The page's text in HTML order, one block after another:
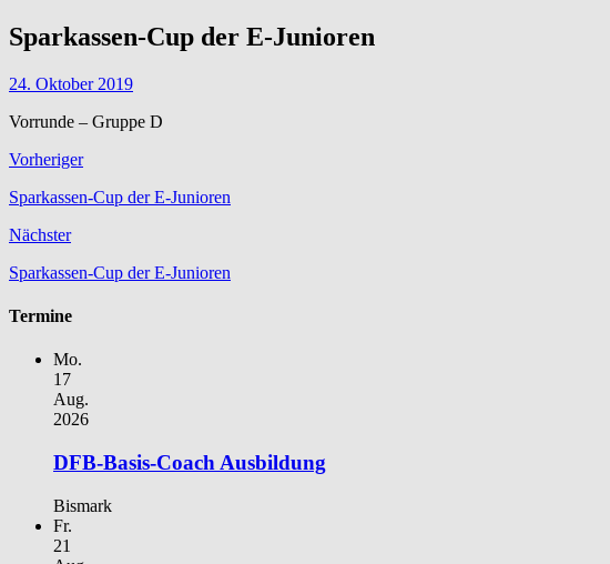
Sparkassen-Cup der E-Junioren
24. Oktober 2019
Vorrunde – Gruppe D
Vorheriger
Sparkassen-Cup der E-Junioren
Nächster
Sparkassen-Cup der E-Junioren
Termine
Mo.
17
Aug.
2026
DFB-Basis-Coach Ausbildung
Bismark
Fr.
21